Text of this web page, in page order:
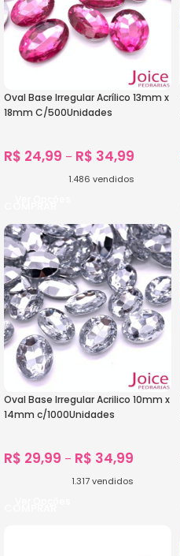
Oval Base Irregular Acrílico 13mm x
18mm C/500Unidades
R$ 24,99 – R$ 34,99
1.486 vendidos
Oval Base Irregular Acrilico 10mm x
14mm c/1000Unidades
R$ 29,99 – R$ 34,99
1.317vendidos